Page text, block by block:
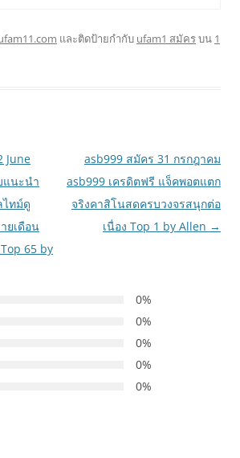
และติดป้ายกำกับ ufam1 สมัครบน 1
June
แนะนำ
ไทม์ดู
ยเดือน
65 by
asb999 สมัคร 31 กรกฎาคม
asb999 เครดิตฟรี แจ็คพอตแตก
จริงคาสิโนสดครบวงจรสนุกต่อ
เนื่อง Top 1 by Allen →
0%
0%
0%
0%
0%